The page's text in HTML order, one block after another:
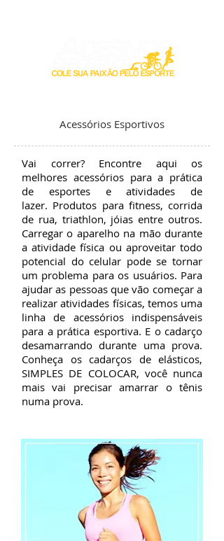
Acessórios Esportivos
Vai correr? Encontre aqui os
melhores acessórios para a prática
de esportes e atividades de
lazer. Produtos para fitness, corrida
de rua, triathlon, jóias entre outros.
Carregar o aparelho na mão durante
a atividade física ou aproveitar todo
potencial do celular pode se tornar
um problema para os usuários. Para
ajudar as pessoas que vão começar a
realizar atividades físicas, temos uma
linha de acessórios indispensáveis
para a prática esportiva. E o cadarço
desamarrando durante uma prova.
Conheça os cadarços de elásticos,
SIMPLES DE COLOCAR, você nunca
mais vai precisar amarrar o tênis
numa prova.